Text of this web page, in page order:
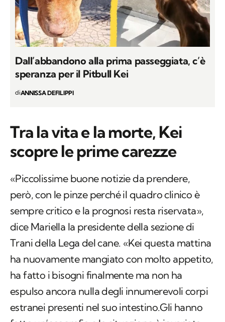
Dall’abbandono alla prima passeggiata, c’è
speranza per il Pitbull Kei
diANNISSA DEFILIPPI
Tra la vita e la morte, Kei
scopre le prime carezze
«Piccolissime buone notizie da prendere,
però, con le pinze perché il quadro clinico è
sempre critico e la prognosi resta riservata»,
dice Mariella la presidente della sezione di
Trani della Lega del cane. «Kei questa mattina
ha nuovamente mangiato con molto appetito,
ha fatto i bisogni finalmente ma non ha
espulso ancora nulla degli innumerevoli corpi
estranei presenti nel suo intestino.Gli hanno